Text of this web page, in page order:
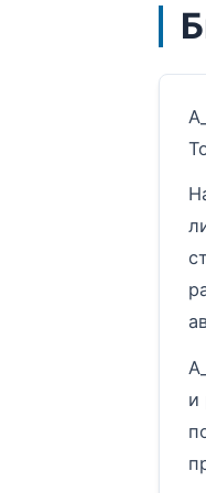
и